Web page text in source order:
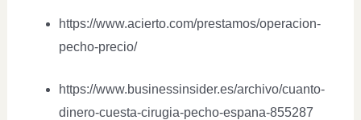
https://www.acierto.com/prestamos/operacion-
pecho-precio/
https://www.businessinsider.es/archivo/cuanto-
dinero-cuesta-cirugia-pecho-espana-855287